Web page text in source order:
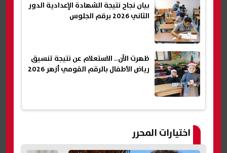
بيان نجاح نتيجة الشهادة الإعدادية الدور
الثاني 2026 برقم الجلوس
ظهرت الآن.. الاستعلام عن نتيجة تنسيق
رياض الأطفال بالرقم القومي أزهر 2026
اختيارات المحرر